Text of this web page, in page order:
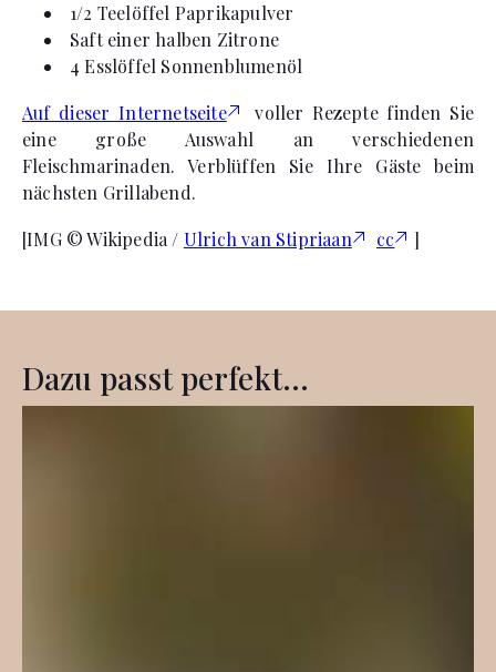
1/2 Teelöffel Paprikapulver
Saft einer halben Zitrone
4 Esslöffel Sonnenblumenöl
Auf dieser Internetseite
voller Rezepte finden Sie
eine große Auswahl an verschiedenen
Fleischmarinaden. Verblüffen Sie Ihre Gäste beim
nächsten Grillabend.
[IMG © Wikipedia / Ulrich van Stipriaan cc ]
Dazu passt perfekt...